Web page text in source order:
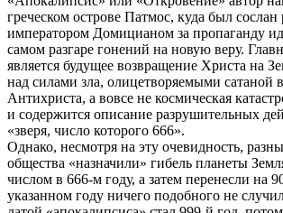
греческом острове Патмос, куда был
императором Домицианом за пропаганду
самом разгаре гонений на новую веру.
является будущее возвращение Христа на
над силами зла, олицетворяемыми сатаной
Антихриста, а вовсе не космическая
и содержится описание разрушительных
«зверя, число которого 666».
Однако, несмотря на эту очевидность,
общества «назначили» гибель планеты
числом в 666-м году, а затем перенесли на
указанном году ничего подобного не